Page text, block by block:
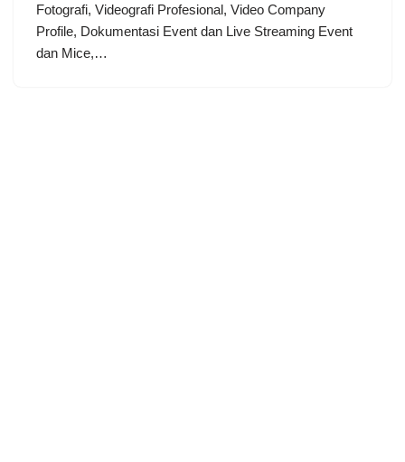
Fotografi, Videografi Profesional, Video Company
Profile, Dokumentasi Event dan Live Streaming Event
dan Mice,…